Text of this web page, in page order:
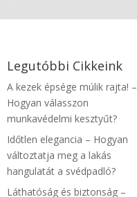
Legutóbbi Cikkeink
A kezek épsége múlik rajta! –
Hogyan válasszon
munkavédelmi kesztyűt?
Időtlen elegancia – Hogyan
változtatja meg a lakás
hangulatát a svédpadló?
Láthatóság és biztonság –